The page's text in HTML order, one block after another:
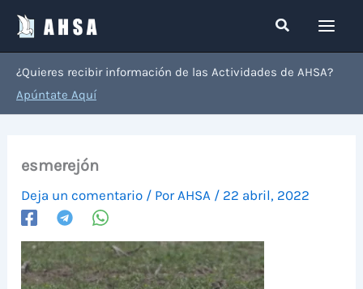
contenido
Buscar
¿Quieres recibir información de las Actividades de AHSA?
Apúntate Aquí
esmerejón
Deja un comentario / Por AHSA / 22 abril, 2022